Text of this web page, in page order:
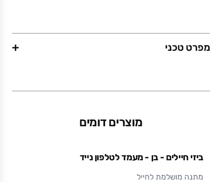
מפרט טכני +
משקל (גרם)
מוצרים דומים
ביזי חיילים - בן - מעמד לטלפון נייד
מתנה מושלמת לחייל